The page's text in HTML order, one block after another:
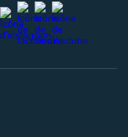
instagram
facebook
stravayoutube